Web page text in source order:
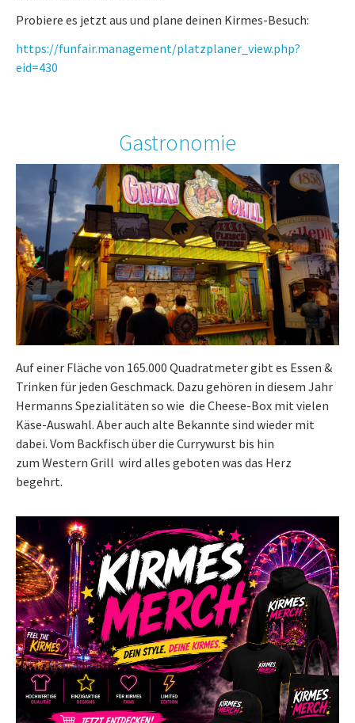
Probiere es jetzt aus und plane deinen Kirmes-Besuch:
https://funfair.management/platzplaner_view.php?
eid=430
Gastronomie
Auf einer Fläche von 165.000 Quadratmeter gibt es Essen &
Trinken für jeden Geschmack. Dazu gehören in diesem Jahr
Hermanns Spezialitäten so wie die Cheese-Box mit vielen
Käse-Auswahl. Aber auch alte Bekannte sind wieder mit
dabei. Vom Backfisch über die Currywurst bis hin
zum Western Grill wird alles geboten was das Herz
begehrt.